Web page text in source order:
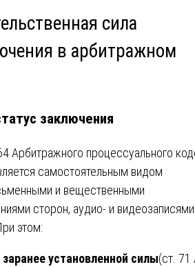
сила
в арбитражном
заключения
Арбитражного процессуального
самостоятельным видом
и вещественными
сторон, аудио- и видеозаписями
этом:
установленной силы(ст.